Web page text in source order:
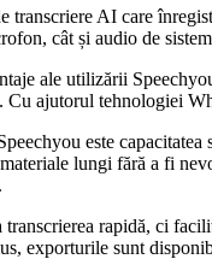
transcriere AI care
cât și audio de
ale utilizării
Cu ajutorul tehnologiei
este
lungi fără a fi
transcrierea rapidă, ci
exporturile sunt